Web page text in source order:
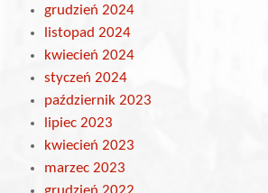
grudzień 2024
listopad 2024
kwiecień 2024
styczeń 2024
październik 2023
lipiec 2023
kwiecień 2023
marzec 2023